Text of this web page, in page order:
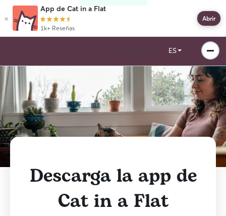
Únete ahora ES
Descarga la app de
Cat in a Flat
×
App de Cat in a Flat
1k+ Reseñas
Abrir